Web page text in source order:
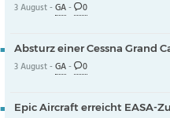
3 August -GA- 0
Absturz einer Cessna Grand
3 August -GA- 0
Epic Aircraft erreicht EASA-